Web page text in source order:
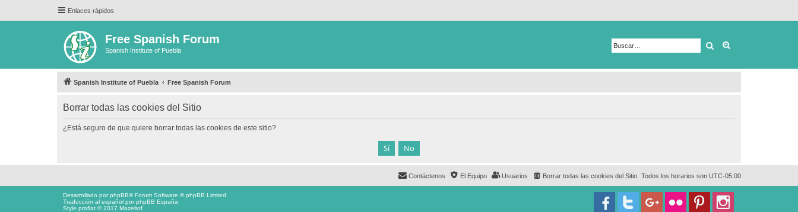
Enlaces rápidos
Free Spanish Forum
Spanish Institute of Puebla Buscar
Spanish Institute of Puebla Free Spanish Forum
Borrar todas las cookies del Sitio
¿Está seguro de que quiere borrar todas las cookies de este sitio?
Todos los horarios son UTC-05:00
Borrar todas las cookies del Sitio
Usuarios
El Equipo
Contáctenos
Desarrollado porphpBB® Forum Software © phpBB Limited
Traducción al español porphpBB España
Style proflat © 2017 Mazeltof